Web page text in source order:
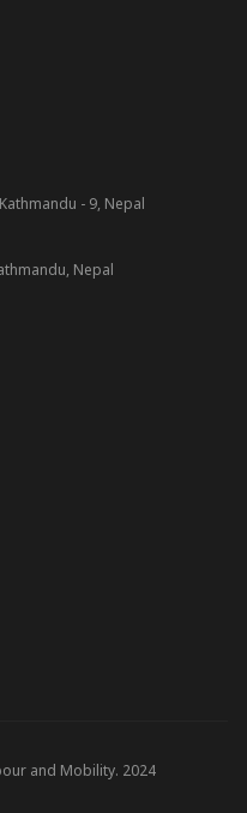
- 9, Nepal
Nepal
and Mobility. 2024